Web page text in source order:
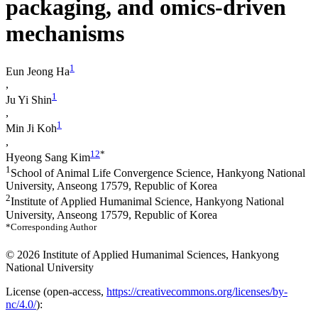
packaging, and omics-driven
mechanisms
Eun Jeong Ha1
,
Ju Yi Shin1
,
Min Ji Koh1
,
Hyeong Sang Kim1 2*
1 School of Animal Life Convergence Science, Hankyong National
University, Anseong 17579, Republic of Korea
2Institute of Applied Humanimal Science, Hankyong National
University, Anseong 17579, Republic of Korea
*Corresponding Author
© 2026 Institute of Applied Humanimal Sciences, Hankyong
National University
License (open-access, https://creativecommons.org/licenses/by-
nc/4.0/):